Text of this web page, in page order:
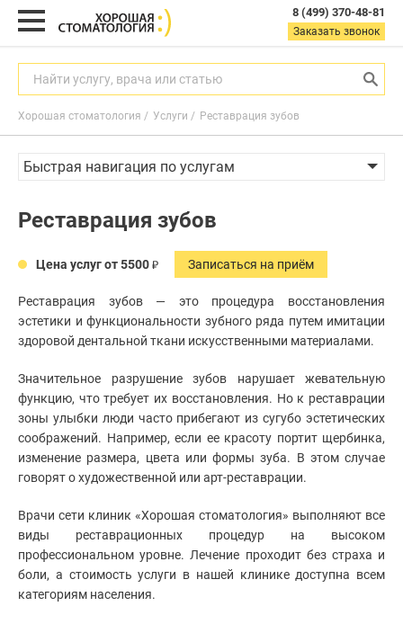
8 (499) 370-48-81
Заказать звонок
Найти услугу, врача или статью
Хорошая стоматология Услуги Реставрация зубов
Быстрая навигация по услугам
Лечение зубов
Диагностика в стоматологии
Виниры
Люминиры на зубы
Ультраниры
Виниры
Наращивание зубов
Чистка зубов
Диагностика зубов
Установка абатмента
Установка брекетов
Хирургическая стоматология
Реставрация зубов
Цена услуг от 5500 Записаться на приём
Реставрация зубов — это процедура восстановления
эстетики и функциональности зубного ряда путем имитации
здоровой дентальной ткани искусственными материалами.
Значительное разрушение зубов нарушает жевательную
функцию, что требует их восстановления. Но к реставрации
зоны улыбки люди часто прибегают из сугубо эстетических
соображений. Например, если ее красоту портит щербинка,
изменение размера, цвета или формы зуба. В этом случае
говорят о художественной или арт-реставрации.
Врачи сети клиник «Хорошая стоматология» выполняют все
виды реставрационных процедур на высоком
профессиональном уровне. Лечение проходит без страха и
боли, а стоимость услуги в нашей клинике доступна всем
категориям населения.
8
370-
48-
81
Заказать звонок
с
9:00
пн-
Найти услугу, врача или статью
Услуги
Гигиена
полости
Лечение
зубов
Диагностика
в
Реставрация
зубов
Чистка
зубов
Диагностика
зубов
Акции
Клиники
Врачи
Статьи